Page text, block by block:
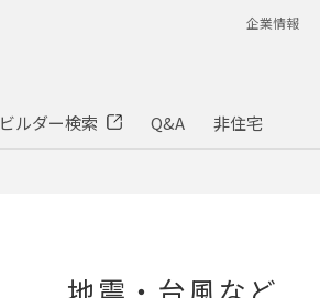
ビルダー検索 Q&A 非住宅
企業情報